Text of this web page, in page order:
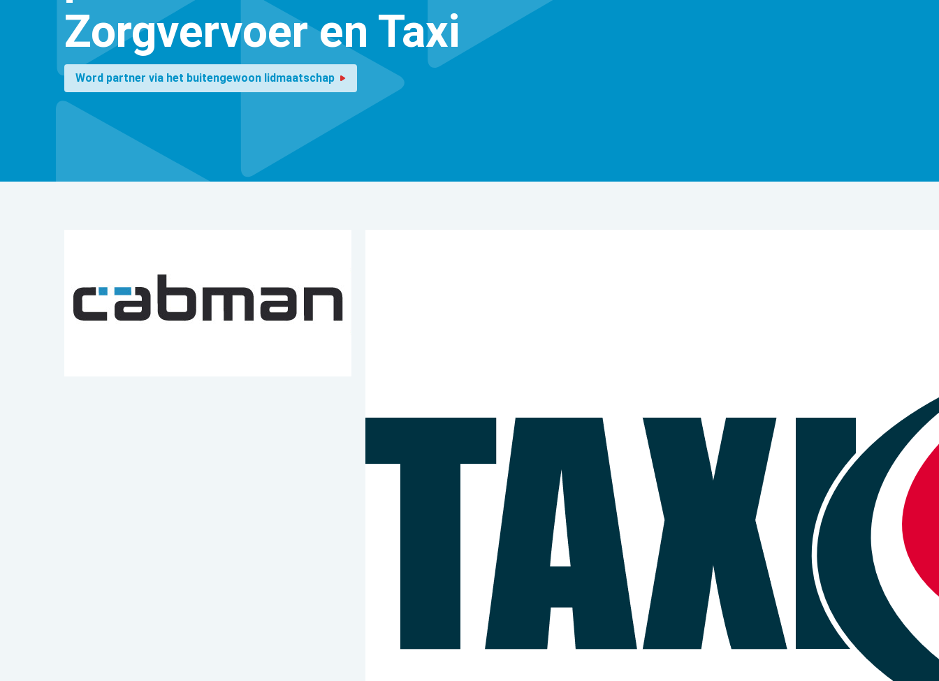
Zorgvervoer en Taxi
Word partner via het buitengewoon lidmaatschap